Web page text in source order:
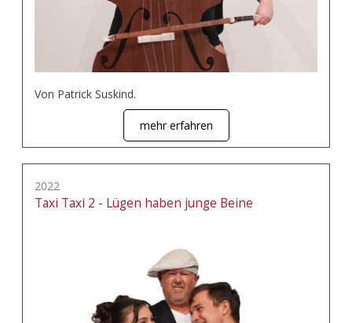
Von Patrick Suskind.
mehr erfahren
2022
Taxi Taxi 2 - Lügen haben junge Beine